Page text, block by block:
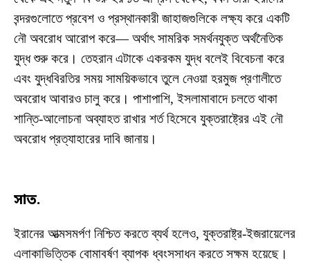
বন্দরগুলোতে প্রবেশ ও প্রস্থানকারী জাহাজগুলিকে লক্ষ্য করে একটি
নৌ অবরোধ আরোপ করে— অর্থাৎ সামরিক সমর্থনযুক্ত অর্থনৈতিক
যুদ্ধ শুরু করে। তেহরান এটাকে একরকম যুদ্ধ বলেই বিবেচনা করে
এবং যুদ্ধবিরতির সময় সাময়িকভাবে তুলে নেওয়া হরমুজ প্রণালীতে
অবরোধ আবারও চালু করে। পাশাপাশি, ইসলামাবাদে চলতে থাকা
শান্তি-আলোচনা অব্যাহত রাখার শর্ত হিসেবে যুক্তরাষ্ট্রের এই নৌ
অবরোধ প্রত্যাহারের দাবি জানায়।
সাত.
ইরানের আত্মসমর্পণ নিশ্চিত করতে ব্যর্থ হলেও, যুক্তরাষ্ট্র-ইজরায়েলের
এলাকাভিত্তিক বোমাবর্ষণ ব্যাপক ধ্বংসসাধন করতে সক্ষম হয়েছে।